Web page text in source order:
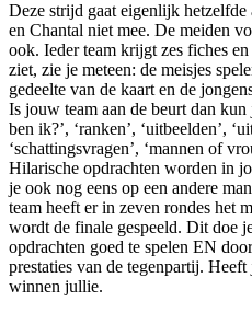
Deze strijd gaat eigenlijk
en Chantal niet mee. De meiden
ook. Ieder team krijgt zes fiches
ziet, zie je meteen: de meisjes
gedeelte van de kaart en de
Is jouw team aan de beurt dan
ben ik?’, ‘ranken’, ‘uitbeelden’,
‘schattingsvragen’, ‘mannen of
Hilarische opdrachten worden in
je ook nog eens op een andere
team heeft er in zeven rondes het
wordt de finale gespeeld. Dit doe
opdrachten goed te spelen EN
prestaties van de tegenpartij.
winnen jullie.